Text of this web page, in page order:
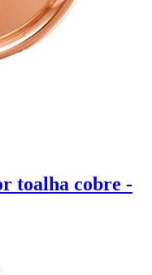
toalha cobre -